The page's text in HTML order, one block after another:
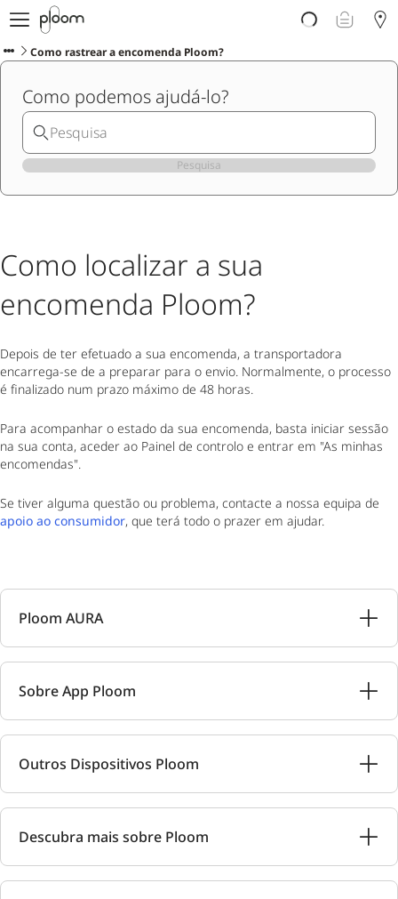
Porquê Ploom?
Loja
Descubra Ploom Club
Artigos
Ajuda e Suporte
Como rastrear a encomenda Ploom?
Como podemos ajudá-lo?
Pesquisa
Como localizar a sua
encomenda Ploom?
Depois de ter efetuado a sua encomenda, a transportadora
encarrega-se de a preparar para o envio. Normalmente, o processo
é finalizado num prazo máximo de 48 horas.
Para acompanhar o estado da sua encomenda, basta iniciar sessão
na sua conta, aceder ao Painel de controlo e entrar em "As minhas
encomendas".
Se tiver alguma questão ou problema, contacte a nossa equipa de
apoio ao consumidor, que terá todo o prazer em ajudar.
Ploom AURA
Sobre App Ploom
Outros Dispositivos Ploom
Descubra mais sobre Ploom